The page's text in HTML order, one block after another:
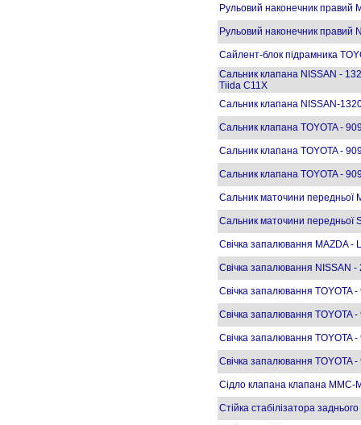
Рульовий наконечник правий
Рульовий наконечник правий
Сайлент-блок підрамника
Сальник клапана NISSAN -
Tiida C11X
Сальник клапана NISSAN-
Сальник клапана TOYOTA -
Сальник клапана TOYOTA -
Сальник клапана TOYOTA -
Сальник маточини передньої
Сальник маточини передньої
Свічка запалювання MAZDA -
Свічка запалювання NISSAN
Свічка запалювання TOYOTA
Свічка запалювання TOYOTA
Свічка запалювання TOYOTA
Свічка запалювання TOYOTA
Сідло клапана клапана MMC-
Стійка стабілізатора